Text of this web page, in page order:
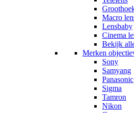
Macro
Lensbaby
Cinema
Bekijk
Merken
Sony
Samyang
Panasonic
Sigma
Tamron
Nikon